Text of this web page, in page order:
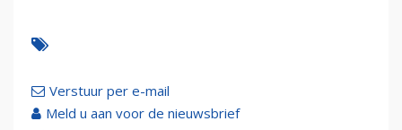
Verstuur per e-mail
Meld u aan voor de nieuwsbrief